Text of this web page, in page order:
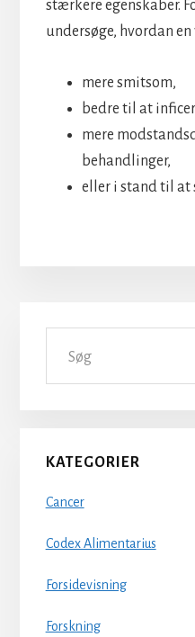
stærkere egenskaber.
undersøge, hvordan
mere smitsom,
bedre til at
mere
behandlinger,
eller i stand til at
Primær
Sidebar
KATEGORIER
Cancer
Codex Alimentarius
Forsidevisning
Forskning